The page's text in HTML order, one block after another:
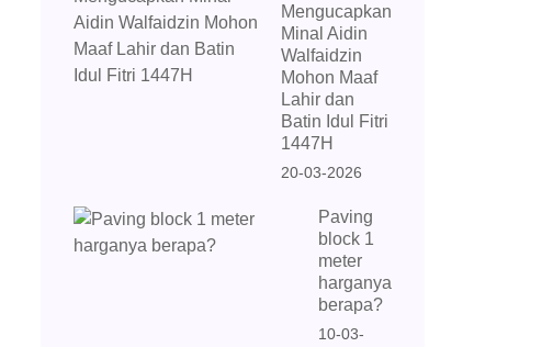
Mengucapkan
Minal Aidin
Walfaidzin
Mohon Maaf
Lahir dan
Batin Idul Fitri
1447H
20-03-2026
Paving
block 1
meter
harganya
berapa?
10-03-